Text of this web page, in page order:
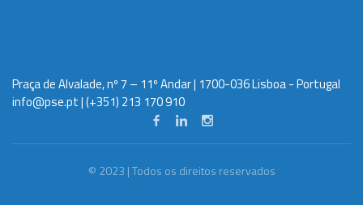
Praça de Alvalade, nº 7 – 11º Andar | 1700-036 Lisboa - Portugal
info@pse.pt| (+351) 213 170 910
© 2023 | Todos os direitos reservados